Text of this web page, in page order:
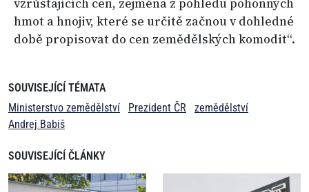
vzrůstajících cen, zejména z pohledu pohonných
hmot a hnojiv, které se určitě začnou v dohledné
době propisovat do cen zemědělských komodit“.
SOUVISEJÍCÍ TÉMATA
Ministerstvo zemědělství
Prezident ČR
zemědělství
Andrej Babiš
SOUVISEJÍCÍ ČLÁNKY